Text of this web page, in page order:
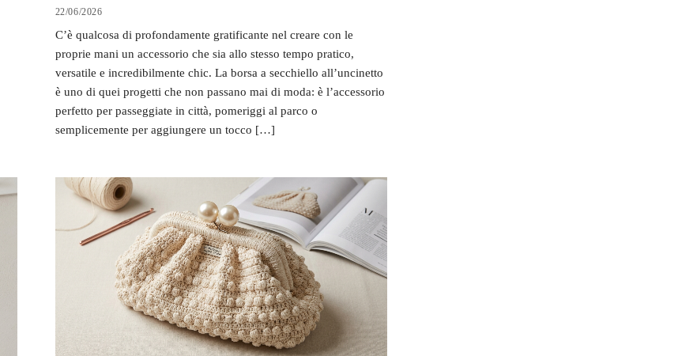
22/06/2026
C’è qualcosa di profondamente gratificante nel creare con le
proprie mani un accessorio che sia allo stesso tempo pratico,
versatile e incredibilmente chic. La borsa a secchiello all’uncinetto
è uno di quei progetti che non passano mai di moda: è l’accessorio
perfetto per passeggiate in città, pomeriggi al parco o
semplicemente per aggiungere un tocco […]